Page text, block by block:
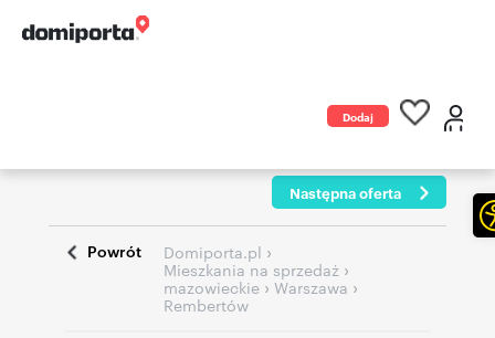
Dodaj
Następna oferta
Powrót Domiporta.pl ›
Mieszkania na sprzedaż ›
mazowieckie › Warszawa ›
Rembertów